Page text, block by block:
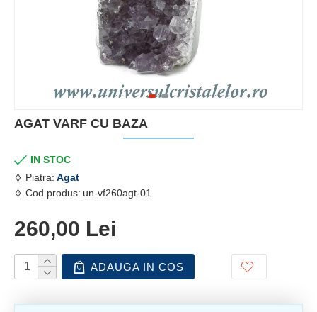
AGAT VARF CU BAZA
IN STOC
Piatra: Agat
Cod produs: un-vf260agt-01
260,00 Lei
ADAUGA IN COS